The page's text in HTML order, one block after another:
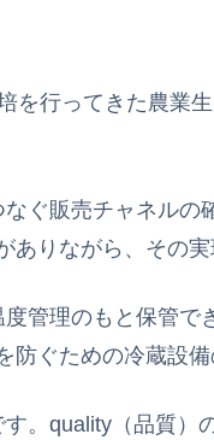
を行ってきた農業
ぐ販売チャネル
りながら、その
管理のもと保管
防ぐための冷蔵設
。quality（品質）